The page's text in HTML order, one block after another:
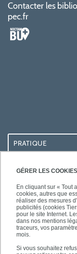
GÉRER LES COOKIES
En cliquant sur « Tout
cookies, autres que
réaliser des mesures
publicités (cookies
pour le site Internet.
dans nos mentions
traceurs, vos
mois.
Si vous souhaitez
Contacter les
pec.fr
PRATIQUE
ACCÈS RAPIDES
LES BU SUR...